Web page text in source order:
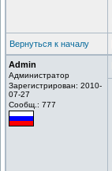
Вернуться к началу
Admin
Администратор
Зарегистрирован: 2010-
07-27
Сообщ.: 777